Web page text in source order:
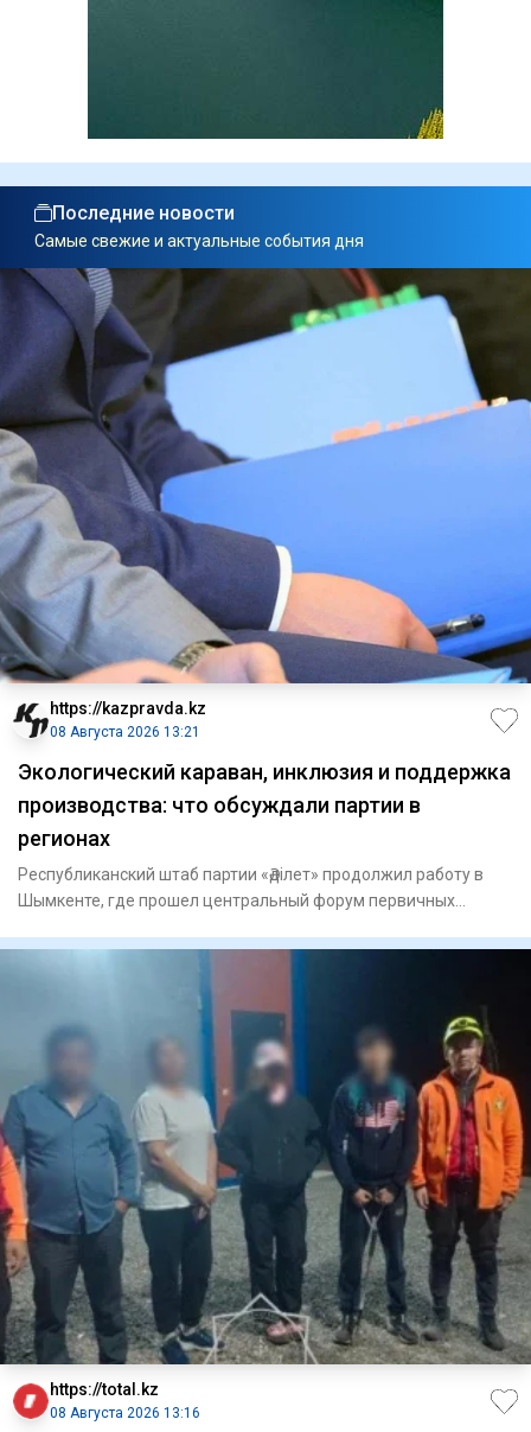
Последние новости
Самые свежие и актуальные события дня
https://kazpravda.kz
08 Августа 2026 13:21
Экологический караван, инклюзия и поддержка
производства: что обсуждали партии в
регионах
Республиканский штаб партии «Әділет» продолжил работу в
Шымкенте, где прошел центральный форум первичных
https://total.kz
08 Августа 2026 13:16